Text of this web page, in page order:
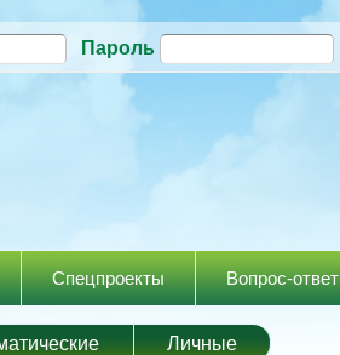
Перейти к
содержанию
Пароль
Спецпроекты Вопрос-ответ
Личные